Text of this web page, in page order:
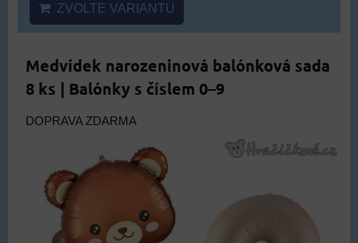
ZVOLTE VARIANTU
Medvídek narozeninová balónková sada
8 ks | Balónky s číslem 0–9
DOPRAVA ZDARMA